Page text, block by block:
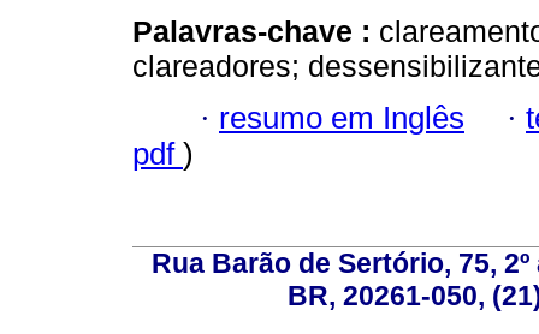
Palavras-chave :
clareadores;
· resumo em Inglês ·
pdf )
Rua Barão de Sertório, 75,
BR, 20261-050,